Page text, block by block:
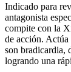
Indicado para
antagonista
compite con la
de acción.
son bradicardia,
logrando una